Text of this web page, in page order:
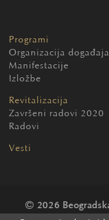
Programi
Organizacija događaja
Manifestacije
Izložbe
Revitalizacija
Završeni radovi 2020
Radovi
Vesti
2026